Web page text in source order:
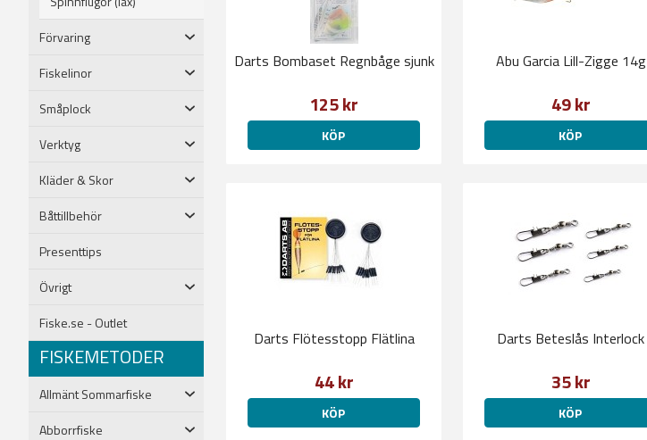
Förvaring
Fiskelinor
Småplock
Verktyg
Kläder & Skor
Båttillbehör
Presenttips
Övrigt
Fiske.se - Outlet
FISKEMETODER
Allmänt Sommarfiske
Abborrfiske
Darts Bombaset Regnbåge sjunk
125 kr
KÖP
Abu Garcia Lill-Zigge 14g
49 kr
KÖP
Darts Flötesstopp Flätlina
44 kr
KÖP
Darts Beteslås Interlock
35 kr
KÖP